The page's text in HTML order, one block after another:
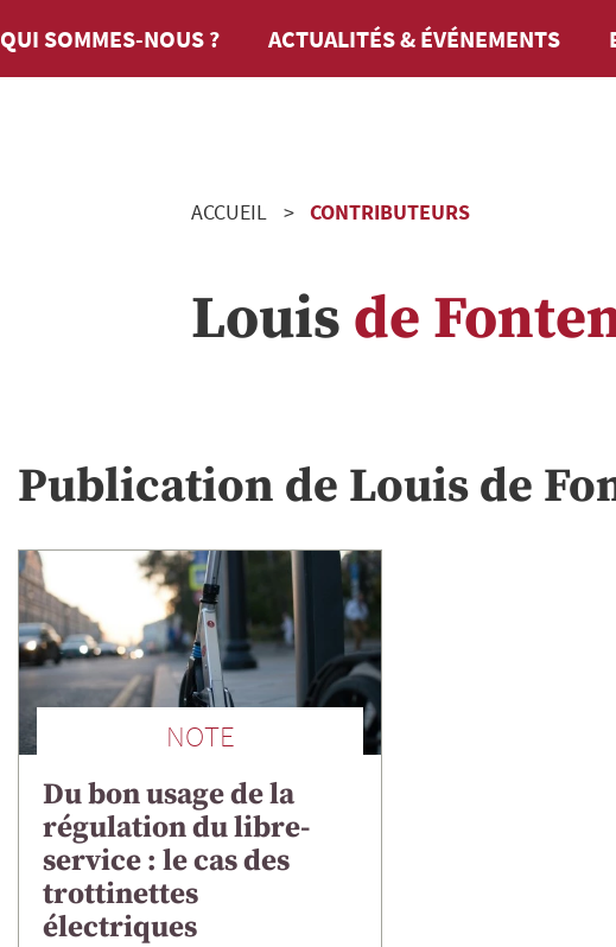
QUI SOMMES-NOUS ? ACTUALITÉS & ÉVÉNEMENTS
ACCUEIL CONTRIBUTEURS
Louis de
Publication de Louis de
NOTE
Du bon usage de la
régulation du libre-
service : le cas des
trottinettes
électriques